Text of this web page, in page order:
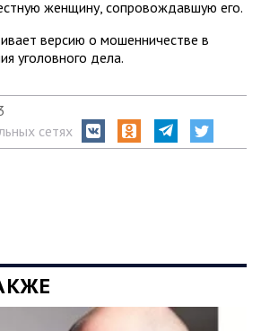
женщину, сопровождавшую его.
версию о мошенничестве в
уголовного дела.
сетях